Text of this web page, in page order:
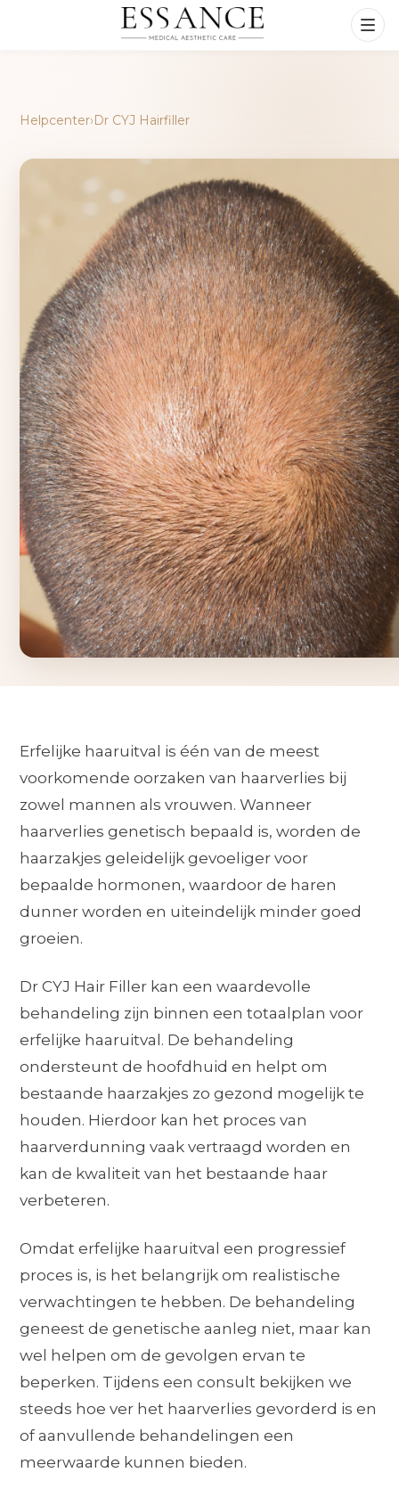
Helpcenter›Dr CYJ Hairfiller
Erfelijke haaruitval is één van de meest
voorkomende oorzaken van haarverlies bij
zowel mannen als vrouwen. Wanneer
haarverlies genetisch bepaald is, worden de
haarzakjes geleidelijk gevoeliger voor
bepaalde hormonen, waardoor de haren
dunner worden en uiteindelijk minder goed
groeien.
Dr CYJ Hair Filler kan een waardevolle
behandeling zijn binnen een totaalplan voor
erfelijke haaruitval. De behandeling
ondersteunt de hoofdhuid en helpt om
bestaande haarzakjes zo gezond mogelijk te
houden. Hierdoor kan het proces van
haarverdunning vaak vertraagd worden en
kan de kwaliteit van het bestaande haar
verbeteren.
Omdat erfelijke haaruitval een progressief
proces is, is het belangrijk om realistische
verwachtingen te hebben. De behandeling
geneest de genetische aanleg niet, maar kan
wel helpen om de gevolgen ervan te
beperken. Tijdens een consult bekijken we
steeds hoe ver het haarverlies gevorderd is en
of aanvullende behandelingen een
meerwaarde kunnen bieden.